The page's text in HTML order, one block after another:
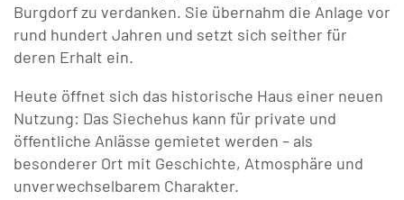
Burgdorf zu verdanken. Sie übernahm die Anlage vor
rund hundert Jahren und setzt sich seither für
deren Erhalt ein.
Heute öffnet sich das historische Haus einer neuen
Nutzung: Das Siechehus kann für private und
öffentliche Anlässe gemietet werden – als
besonderer Ort mit Geschichte, Atmosphäre und
unverwechselbarem Charakter.